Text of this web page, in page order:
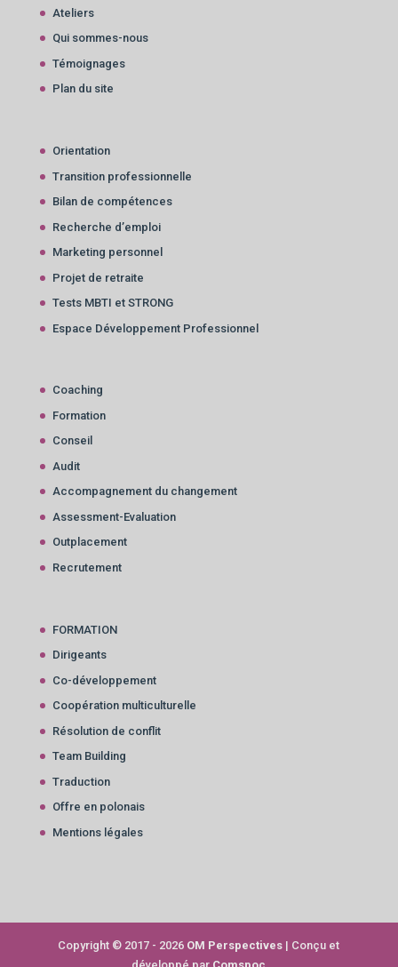
Ateliers
Qui sommes-nous
Témoignages
Plan du site
Orientation
Transition professionnelle
Bilan de compétences
Recherche d’emploi
Marketing personnel
Projet de retraite
Tests MBTI et STRONG
Espace Développement Professionnel
Coaching
Formation
Conseil
Audit
Accompagnement du changement
Assessment-Evaluation
Outplacement
Recrutement
FORMATION
Dirigeants
Co-développement
Coopération multiculturelle
Résolution de conflit
Team Building
Traduction
Offre en polonais
Mentions légales
Copyright © 2017 - 2026 OM Perspectives | Conçu et